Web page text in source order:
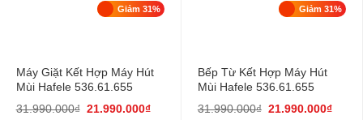
Giảm 31%
Máy Giặt Kết Hợp Máy Hút
Mùi Hafele 536.61.655
31.990.000₫ 21.990.000₫
Giảm 31%
Bếp Từ Kết Hợp Máy Hút
Mùi Hafele 536.61.655
31.990.000₫ 21.990.000₫